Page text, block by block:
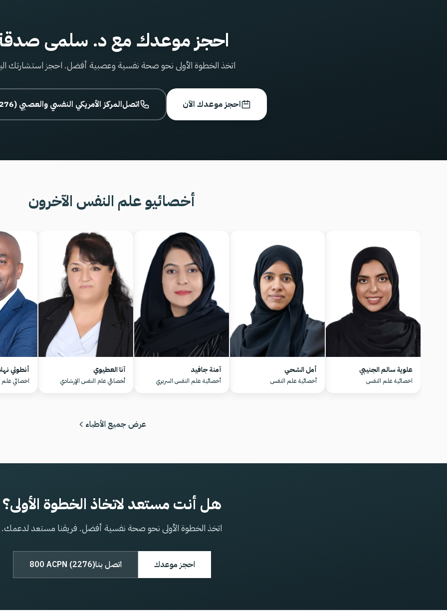
احجز موعدك مع د. سلمى
اتخذ الخطوة الأولى نحو صحة نفسية وعصبية أفضل. احجز استشارتك
احجز موعدك الآن اتصل800 المركز الأمريكي النفسي والعصبي (2276)
أخصائيو علم النفس الآخرون
علوية سالم الجنيبي
اخصائية علم النفس
أمل الشحي
أخصائية علم النفس
آمنة جافيد
أخصائية علم النفس السريري
آنا العطيوي
أﺨﺼﺎﺌﻲ ﻋﻠم اﻟﻨﻔس اﻹرﺸﺎدي
أنطوني
اخصائي علم
عرض جميع الأطباء
هل أنت مستعد لاتخاذ الخطوة الأولى؟
اتخذ الخطوة الأولى نحو صحة نفسية أفضل. فريقنا مستعد لدعمك.
احجز موعدك اتصل بنا800 ACPN (2276)